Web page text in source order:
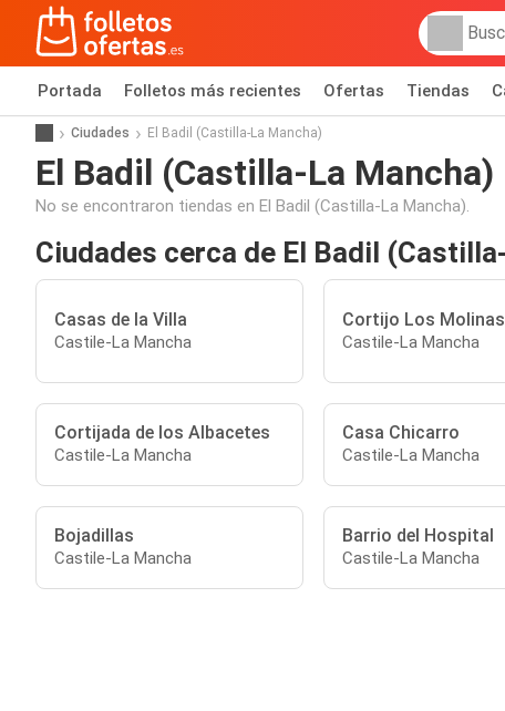
Portada Folletos más recientes Ofertas Tiendas
Ciudades El Badil (Castilla-La Mancha)
El Badil (Castilla-La Mancha)
No se encontraron tiendas en El Badil (Castilla-La Mancha).
Ciudades cerca de El Badil
Casas de la Villa
Castile-La Mancha
Cortijo Los Molinas
Castile-La Mancha
Cortijada de los Albacetes
Castile-La Mancha
Casa Chicarro
Castile-La Mancha
Bojadillas
Castile-La Mancha
Barrio del Hospital
Castile-La Mancha